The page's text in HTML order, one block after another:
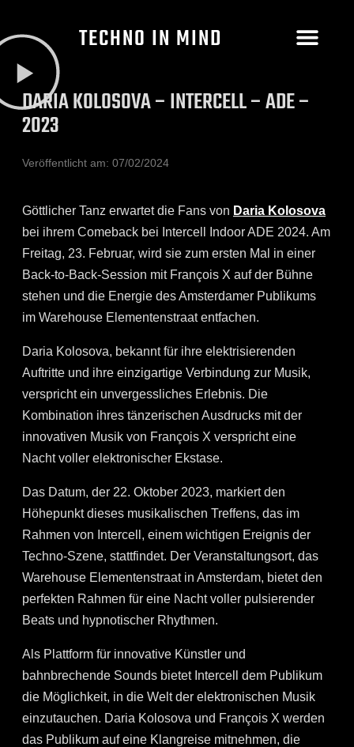
TECHNO IN MIND
DARIA KOLOSOVA – INTERCELL – ADE –
2023
Veröffentlicht am: 07/02/2024
Göttlicher Tanz erwartet die Fans von Daria Kolosova
bei ihrem Comeback bei Intercell Indoor ADE 2024. Am
Freitag, 23. Februar, wird sie zum ersten Mal in einer
Back-to-Back-Session mit François X auf der Bühne
stehen und die Energie des Amsterdamer Publikums
im Warehouse Elementenstraat entfachen.
Daria Kolosova, bekannt für ihre elektrisierenden
Auftritte und ihre einzigartige Verbindung zur Musik,
verspricht ein unvergessliches Erlebnis. Die
Kombination ihres tänzerischen Ausdrucks mit der
innovativen Musik von François X verspricht eine
Nacht voller elektronischer Ekstase.
Das Datum, der 22. Oktober 2023, markiert den
Höhepunkt dieses musikalischen Treffens, das im
Rahmen von Intercell, einem wichtigen Ereignis der
Techno-Szene, stattfindet. Der Veranstaltungsort, das
Warehouse Elementenstraat in Amsterdam, bietet den
perfekten Rahmen für eine Nacht voller pulsierender
Beats und hypnotischer Rhythmen.
Als Plattform für innovative Künstler und
bahnbrechende Sounds bietet Intercell dem Publikum
die Möglichkeit, in die Welt der elektronischen Musik
einzutauchen. Daria Kolosova und François X werden
das Publikum auf eine Klangreise mitnehmen, die